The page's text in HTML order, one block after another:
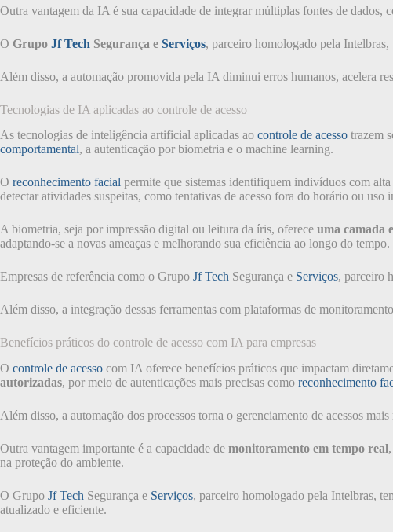
Outra vantagem da IA é sua capacidade de integrar múltiplas fontes de dados,
O Grupo Jf Tech Segurança e Serviços, parceiro homologado pela
Além disso, a automação promovida pela IA diminui erros humanos, acelera
Tecnologias de IA aplicadas ao controle de acesso
As tecnologias de inteligência artificial aplicadas ao controle de acesso trazem
comportamental, a autenticação por biometria e o machine learning.
O reconhecimento facial permite que sistemas identifiquem indivíduos com alta
detectar atividades suspeitas, como tentativas de acesso fora do horário ou uso
A biometria, seja por impressão digital ou leitura da íris, oferece uma camada
adaptando-se a novas ameaças e melhorando sua eficiência ao longo do tempo.
Empresas de referência como o Grupo Jf Tech Segurança e Serviços, parceiro
Além disso, a integração dessas ferramentas com plataformas de
Benefícios práticos do controle de acesso com IA para empresas
O controle de acesso com IA oferece benefícios práticos que impactam
autorizadas, por meio de autenticações mais precisas como reconhecimento
Além disso, a automação dos processos torna o gerenciamento de acessos
Outra vantagem importante é a capacidade de monitoramento em tempo real
na proteção do ambiente.
O Grupo Jf Tech Segurança e Serviços, parceiro homologado pela Intelbras,
atualizado e eficiente.